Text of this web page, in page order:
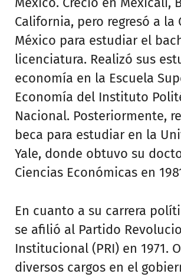
California, pero regresó a la
México para estudiar el
licenciatura. Realizó sus
economía en la Escuela
Economía del Instituto
Nacional. Posteriormente,
beca para estudiar en la
Yale, donde obtuvo su
Ciencias Económicas en
En cuanto a su carrera
se afilió al Partido
Institucional (PRI) en 1971.
diversos cargos en el